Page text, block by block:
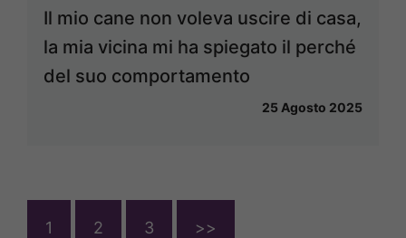
Il mio cane non voleva uscire di casa,
la mia vicina mi ha spiegato il perché
del suo comportamento
25 Agosto 2025
1 2 3 >>